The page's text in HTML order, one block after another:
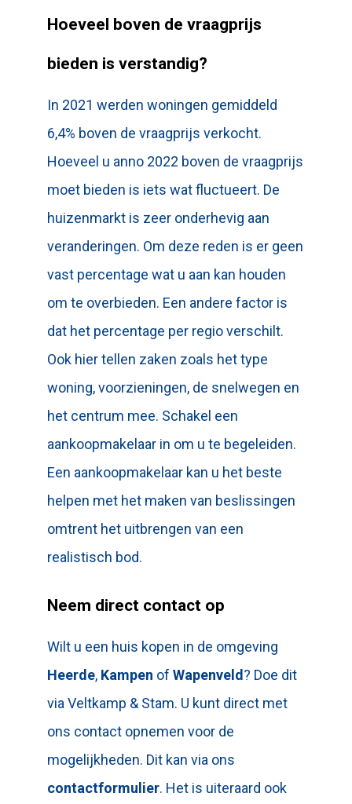
Hoeveel boven de vraagprijs
bieden is verstandig?
In 2021 werden woningen gemiddeld
6,4% boven de vraagprijs verkocht.
Hoeveel u anno 2022 boven de vraagprijs
moet bieden is iets wat fluctueert. De
huizenmarkt is zeer onderhevig aan
veranderingen. Om deze reden is er geen
vast percentage wat u aan kan houden
om te overbieden. Een andere factor is
dat het percentage per regio verschilt.
Ook hier tellen zaken zoals het type
woning, voorzieningen, de snelwegen en
het centrum mee. Schakel een
aankoopmakelaar in om u te begeleiden.
Een aankoopmakelaar kan u het beste
helpen met het maken van beslissingen
omtrent het uitbrengen van een
realistisch bod.
Neem direct contact op
Wilt u een huis kopen in de omgeving
Heerde, Kampen of Wapenveld? Doe dit
via Veltkamp & Stam. U kunt direct met
ons contact opnemen voor de
mogelijkheden. Dit kan via ons
contactformulier. Het is uiteraard ook